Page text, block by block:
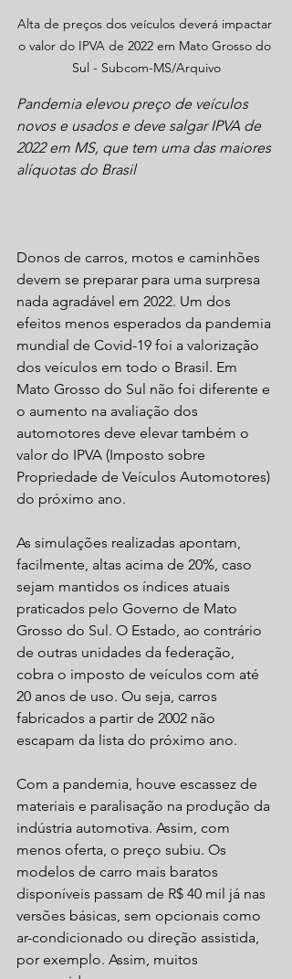
Alta de preços dos veículos deverá impactar
o valor do IPVA de 2022 em Mato Grosso do
Sul - Subcom-MS/Arquivo
Pandemia elevou preço de veículos
novos e usados e deve salgar IPVA de
2022 em MS, que tem uma das maiores
alíquotas do Brasil
Donos de carros, motos e caminhões
devem se preparar para uma surpresa
nada agradável em 2022. Um dos
efeitos menos esperados da pandemia
mundial de Covid-19 foi a valorização
dos veículos em todo o Brasil. Em
Mato Grosso do Sul não foi diferente e
o aumento na avaliação dos
automotores deve elevar também o
valor do IPVA (Imposto sobre
Propriedade de Veículos Automotores)
do próximo ano.
As simulações realizadas apontam,
facilmente, altas acima de 20%, caso
sejam mantidos os índices atuais
praticados pelo Governo de Mato
Grosso do Sul. O Estado, ao contrário
de outras unidades da federação,
cobra o imposto de veículos com até
20 anos de uso. Ou seja, carros
fabricados a partir de 2002 não
escapam da lista do próximo ano.
Com a pandemia, houve escassez de
materiais e paralisação na produção da
indústria automotiva. Assim, com
menos oferta, o preço subiu. Os
modelos de carro mais baratos
disponíveis passam de R$ 40 mil já nas
versões básicas, sem opcionais como
ar-condicionado ou direção assistida,
por exemplo. Assim, muitos